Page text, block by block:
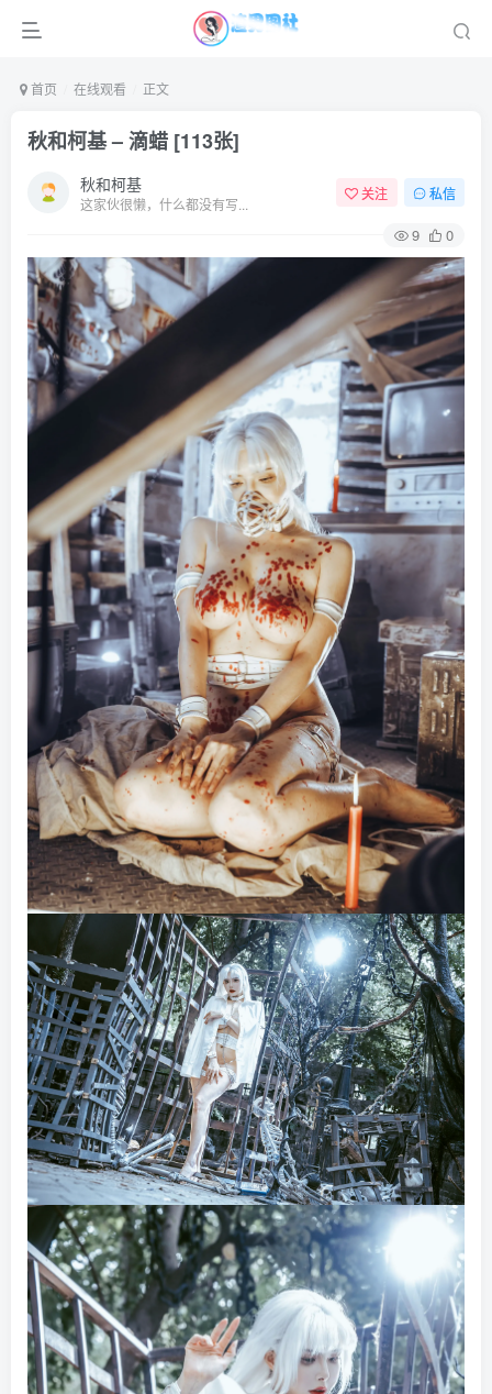
首页 在线观看 正文
秋和柯基 – 滴蜡 [113张]
秋和柯基
这家伙很懒，什么都没有写...
关注 私信
9 0